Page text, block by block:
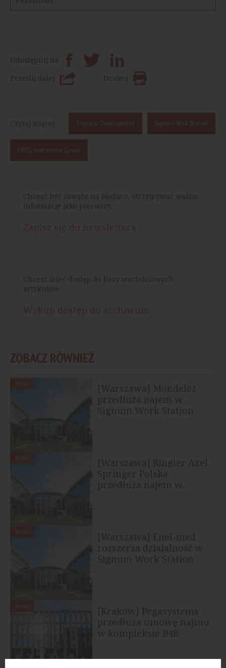
Udostępnij na
Prześlij dalej
Drukuj
Czytaj więcej: Trigranit Development Signum Work Station
DRFG Investment Group
Chcesz być zawsze na bieżąco, otrzymywać ważne
informacje jako pierwszy.
Chcesz mieć dostęp do bazy wartościowych
artykułów.
ZOBACZ RÓWNIEŻ
[Warszawa] Mondelēz
przedłuża najem w
Signum Work Station
[Warszawa] Ringier Axel
Springer Polska
przedłuża najem w...
[Warszawa] Enel-med
rozszerza działalność w
Signum Work Station
[Kraków] Pegasystems
przedłuża umowę najmu
w kompleksie B4B